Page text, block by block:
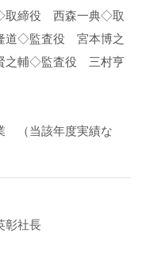
締役 西森一典◇取
◇監査役 宮本博之
之輔◇監査役 三村亨
（当該年度実績な
彰社長